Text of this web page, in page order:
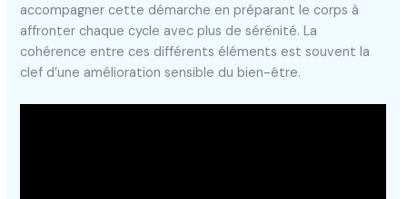
accompagner cette démarche en préparant le corps à
affronter chaque cycle avec plus de sérénité. La
cohérence entre ces différents éléments est souvent la
clef d’une amélioration sensible du bien-être.